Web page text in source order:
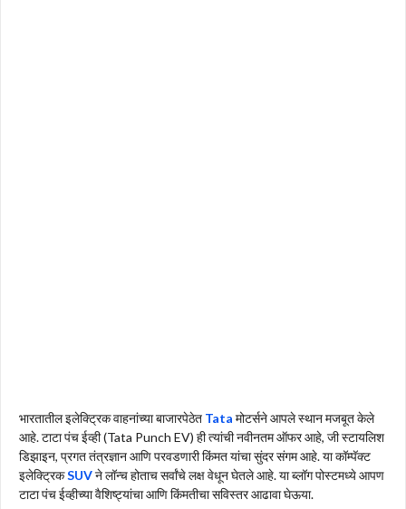
भारतातील इलेक्ट्रिक वाहनांच्या बाजारपेठेत Tata मोटर्सने आपले स्थान मजबूत केले
आहे. टाटा पंच ईव्ही (Tata Punch EV) ही त्यांची नवीनतम ऑफर आहे, जी स्टायलिश
डिझाइन, प्रगत तंत्रज्ञान आणि परवडणारी किंमत यांचा सुंदर संगम आहे. या कॉम्पॅक्ट
इलेक्ट्रिकSUVने लॉन्च होताच सर्वांचे लक्ष वेधून घेतले आहे. या ब्लॉग पोस्टमध्ये आपण
टाटा पंच ईव्हीच्या वैशिष्ट्यांचा आणि किंमतीचा सविस्तर आढावा घेऊया.